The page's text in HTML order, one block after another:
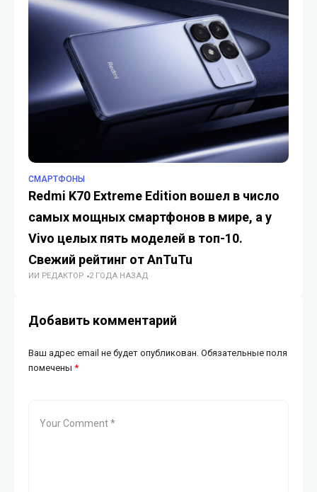
СМАРТФОНЫ
Redmi K70 Extreme Edition вошел в число
самых мощных смартфонов в мире, а у
Vivo целых пять моделей в топ-10.
Свежий рейтинг от AnTuTu
ИИ РЕДАКТОР 2 ГОДА НАЗАД
Добавить комментарий
Ваш адрес email не будет опубликован. Обязательные поля
помечены *